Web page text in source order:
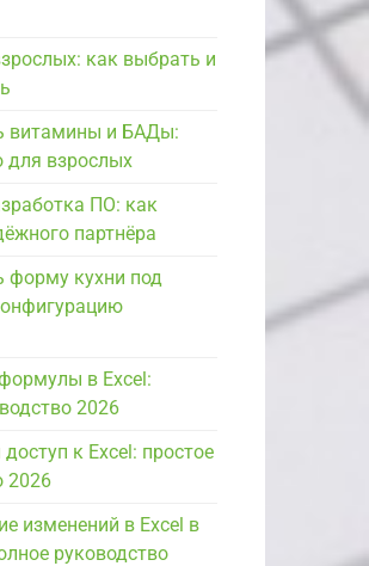
как выбрать и
витамины и БАДы:
для взрослых
ПО: как
партнёра
форму кухни под
в Excel:
2026
к Excel: простое
2026
изменений в Excel в
руководство